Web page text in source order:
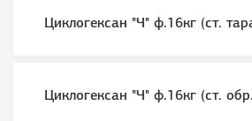
Циклогексан "Ч" ф.16кг (ст.
Циклогексан "Ч" ф.16кг (ст.